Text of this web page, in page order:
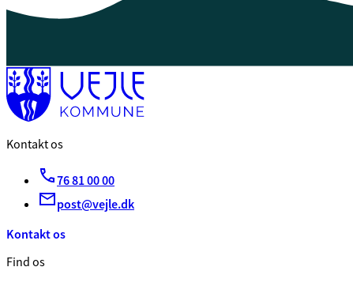
Kontakt os
76 81 00 00
post@vejle.dk
Kontakt os
Find os